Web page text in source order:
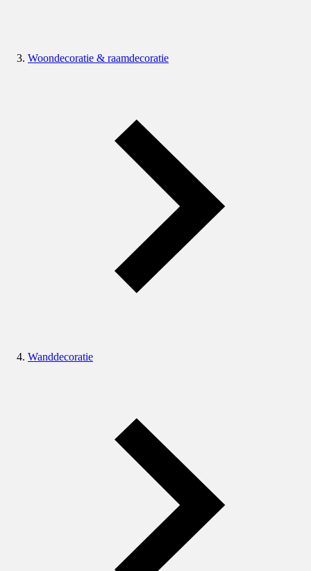
Woondecoratie & raamdecoratie
Wanddecoratie